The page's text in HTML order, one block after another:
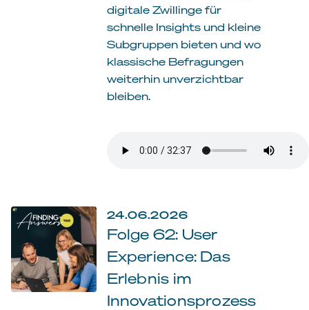
digitale Zwillinge für
schnelle Insights und kleine
Subgruppen bieten und wo
klassische Befragungen
weiterhin unverzichtbar
bleiben.
24.06.2026
Folge 62: User
Experience: Das
Erlebnis im
Innovationsprozess